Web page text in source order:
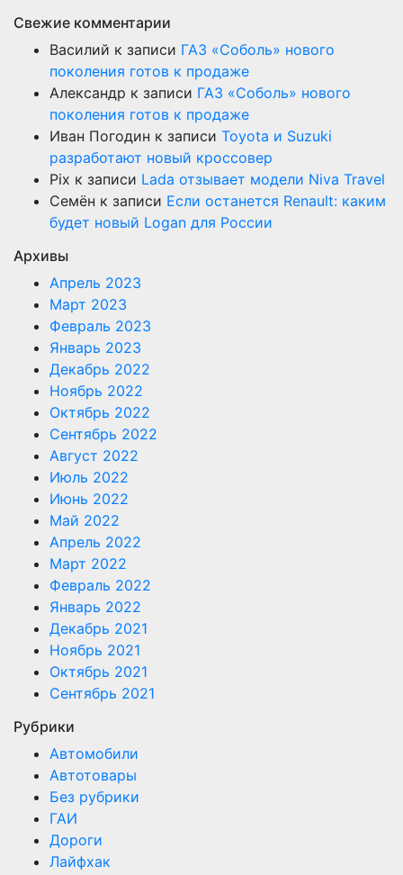
Свежие комментарии
Василий к записи ГАЗ «Соболь» нового
поколения готов к продаже
Александр к записи ГАЗ «Соболь» нового
поколения готов к продаже
Иван Погодин к записи Toyota и Suzuki
разработают новый кроссовер
Pix к записи Lada отзывает модели Niva Travel
Семён к записи Если останется Renault: каким
будет новый Logan для России
Архивы
Апрель 2023
Март 2023
Февраль 2023
Январь 2023
Декабрь 2022
Ноябрь 2022
Октябрь 2022
Сентябрь 2022
Август 2022
Июль 2022
Июнь 2022
Май 2022
Апрель 2022
Март 2022
Февраль 2022
Январь 2022
Декабрь 2021
Ноябрь 2021
Октябрь 2021
Сентябрь 2021
Рубрики
Автомобили
Автотовары
Без рубрики
ГАИ
Дороги
Лайфхак